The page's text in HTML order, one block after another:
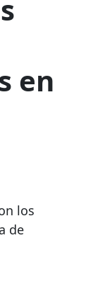
en
los
de